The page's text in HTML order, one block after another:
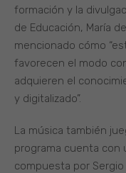
formación y la
de Educación, María
mencionado cómo
favorecen el modo
adquieren el
y digitalizado”.
La música también
programa cuenta con
compuesta por